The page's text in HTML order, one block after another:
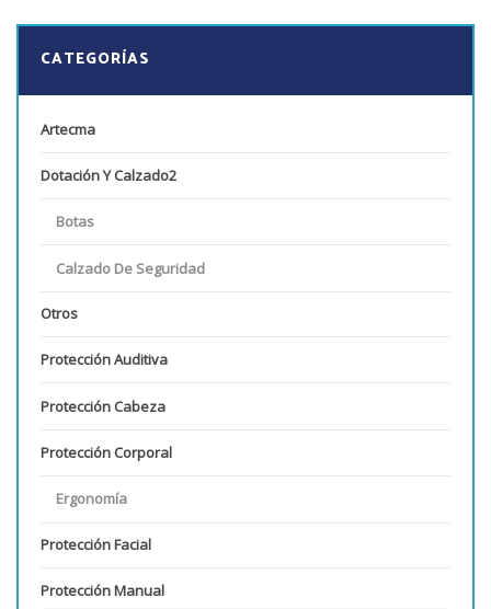
CATEGORÍAS
Artecma
Dotación Y Calzado2
Botas
Calzado De Seguridad
Otros
Protección Auditiva
Protección Cabeza
Protección Corporal
Ergonomía
Protección Facial
Protección Manual